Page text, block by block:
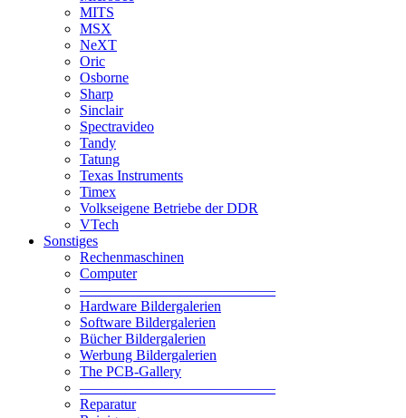
MITS
MSX
NeXT
Oric
Osborne
Sharp
Sinclair
Spectravideo
Tandy
Tatung
Texas Instruments
Timex
Volkseigene Betriebe der DDR
VTech
Sonstiges
Rechenmaschinen
Computer
—————————————–
Hardware Bildergalerien
Software Bildergalerien
Bücher Bildergalerien
Werbung Bildergalerien
The PCB-Gallery
—————————————–
Reparatur